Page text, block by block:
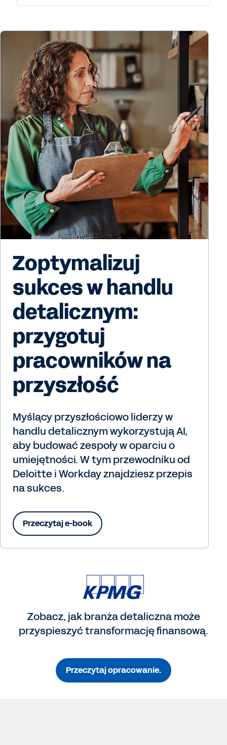
Zoptymalizuj
sukces w handlu
detalicznym:
przygotuj
pracowników na
przyszłość
Myślący przyszłościowo liderzy w
handlu detalicznym wykorzystują AI,
aby budować zespoły w oparciu o
umiejętności. W tym przewodniku od
Deloitte i Workday znajdziesz przepis
na sukces.
Przeczytaj e-book
Zobacz, jak branża detaliczna może
przyspieszyć transformację finansową.
Przeczytaj opracowanie.